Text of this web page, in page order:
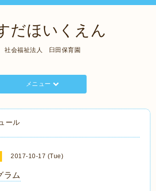
だほいくえん
社会福祉法人 臼田保育園
メニュー
ール
2017-10-17 (Tue)
ラム